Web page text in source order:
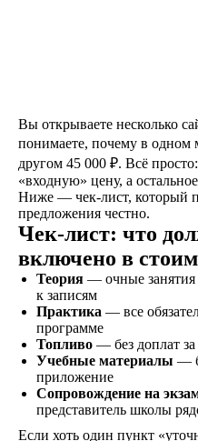
Вы открываете несколько
понимаете, почему в одном
другом 45 000 ₽. Всё
«входную» цену, а
Ниже — чек-лист, который
предложения честно.
Чек-лист: что
включено в
Теория — очные занятия
к записям
Практика — все
программе
Топливо — без доплат
Учебные материалы —
приложение
Сопровождение на
представитель школы
Если хоть один пункт
наших
сетях
Заключаете
этап от
обучения в
Договор
Проходите
Обучение